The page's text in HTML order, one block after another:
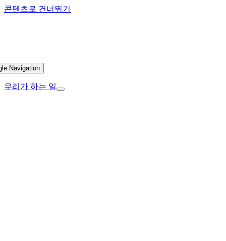
콘텐츠로 건너뛰기
Navigation
우리가 하는 일